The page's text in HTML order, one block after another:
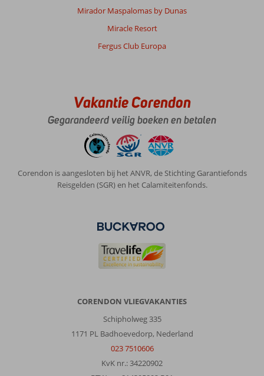
Mirador Maspalomas by Dunas
Miracle Resort
Fergus Club Europa
Vakantie Corendon
Gegarandeerd veilig boeken en betalen
Corendon is aangesloten bij het ANVR, de Stichting Garantiefonds
Reisgelden (SGR) en het Calamiteitenfonds.
CORENDON VLIEGVAKANTIES
Schipholweg 335
1171 PL Badhoevedorp, Nederland
023 7510606
KvK nr.: 34220902